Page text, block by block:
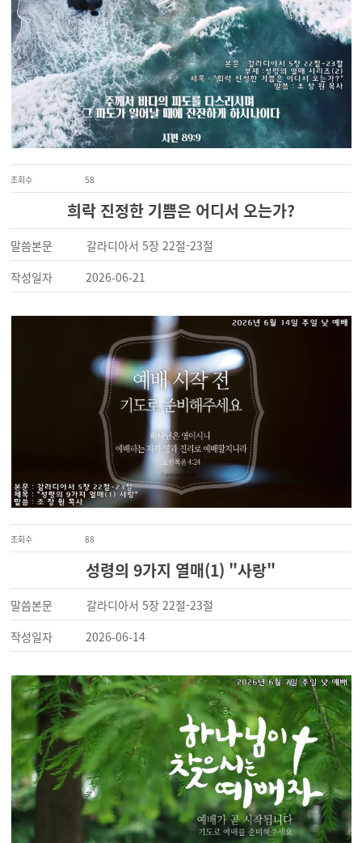
조회수 58
희락 진정한 기쁨은 어디서 오는가?
말씀본문
갈라디아서 5장 22절-23절
작성일자
2026-06-21
조회수 88
성령의 9가지 열매(1) "사랑"
말씀본문
갈라디아서 5장 22절-23절
작성일자
2026-06-14